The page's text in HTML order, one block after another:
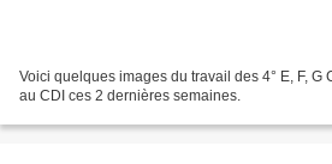
Voici quelques images du travail des 4° E, F, G
au CDI ces 2 dernières semaines.